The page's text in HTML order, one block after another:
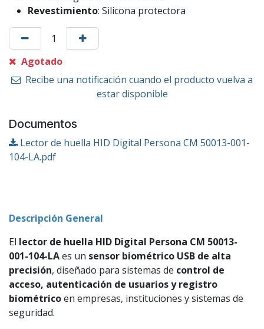
Revestimiento: Silicona protectora
Agotado
Recibe una notificación cuando el producto vuelva a
estar disponible
Documentos
Lector de huella HID Digital Persona CM 50013-001-
104-LA.pdf
Descripción General
El lector de huella HID Digital Persona CM 50013-
001-104-LAes un sensor biométrico USB de alta
precisión, diseñado para sistemas de control de
acceso, autenticación de usuarios y registro
biométricoen empresas, instituciones y sistemas de
seguridad.